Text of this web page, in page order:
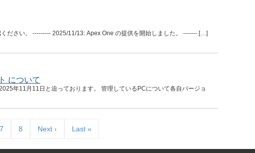
ださい。 --------- 2025/11/13: Apex One の提供を開始しました。 ------- […]
について
年11月11日と迫っております。 管理しているPCについて各自バージョ
7 8 Next › Last »